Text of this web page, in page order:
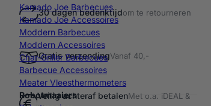
30 dagen bedenktijdom te retourneren
Gratis verzendingVanaf 40,-
Veilig achteraf betalenMet o.a. iDEAL &
Kamado Joe Barbecues
Kamado Joe Accessoires
Moddern Barbecues
Moddern Accessoires
Char-Griller Barbecues
Barbecue Accessoires
Meater Vleesthermometers
Robotmaaiers